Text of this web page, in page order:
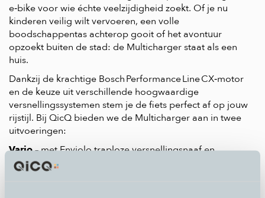
e‑bike voor wie échte veelzijdigheid zoekt. Of je nu
kinderen veilig wilt vervoeren, een volle
boodschappentas achterop gooit of het avontuur
opzoekt buiten de stad: de Multicharger staat als een
huis.
Dankzij de krachtige Bosch Performance Line CX‑motor
en de keuze uit verschillende hoogwaardige
versnellingssystemen stem je de fiets perfect af op jouw
rijstijl. Bij QicQ bieden we de Multicharger aan in twee
uitvoeringen:
Vario– met Enviolo traploze versnellingsnaaf en
riemaandrijving: onderhoudsarm en soepel
Touring – met Shimano Deore 10-speed derailleur: